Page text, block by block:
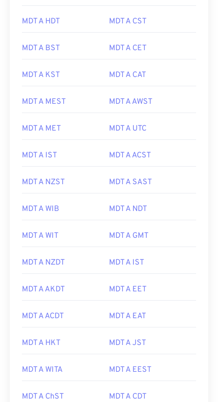
MDT A HDT MDT A CST
MDT A BST MDT A CET
MDT A KST MDT A CAT
MDT A MEST MDT A AWST
MDT A MET MDT A UTC
MDT A IST MDT A ACST
MDT A NZST MDT A SAST
MDT A WIB MDT A NDT
MDT A WIT MDT A GMT
MDT A NZDT MDT A IST
MDT A AKDT MDT A EET
MDT A ACDT MDT A EAT
MDT A HKT MDT A JST
MDT A WITA MDT A EEST
MDT A ChST MDT A CDT